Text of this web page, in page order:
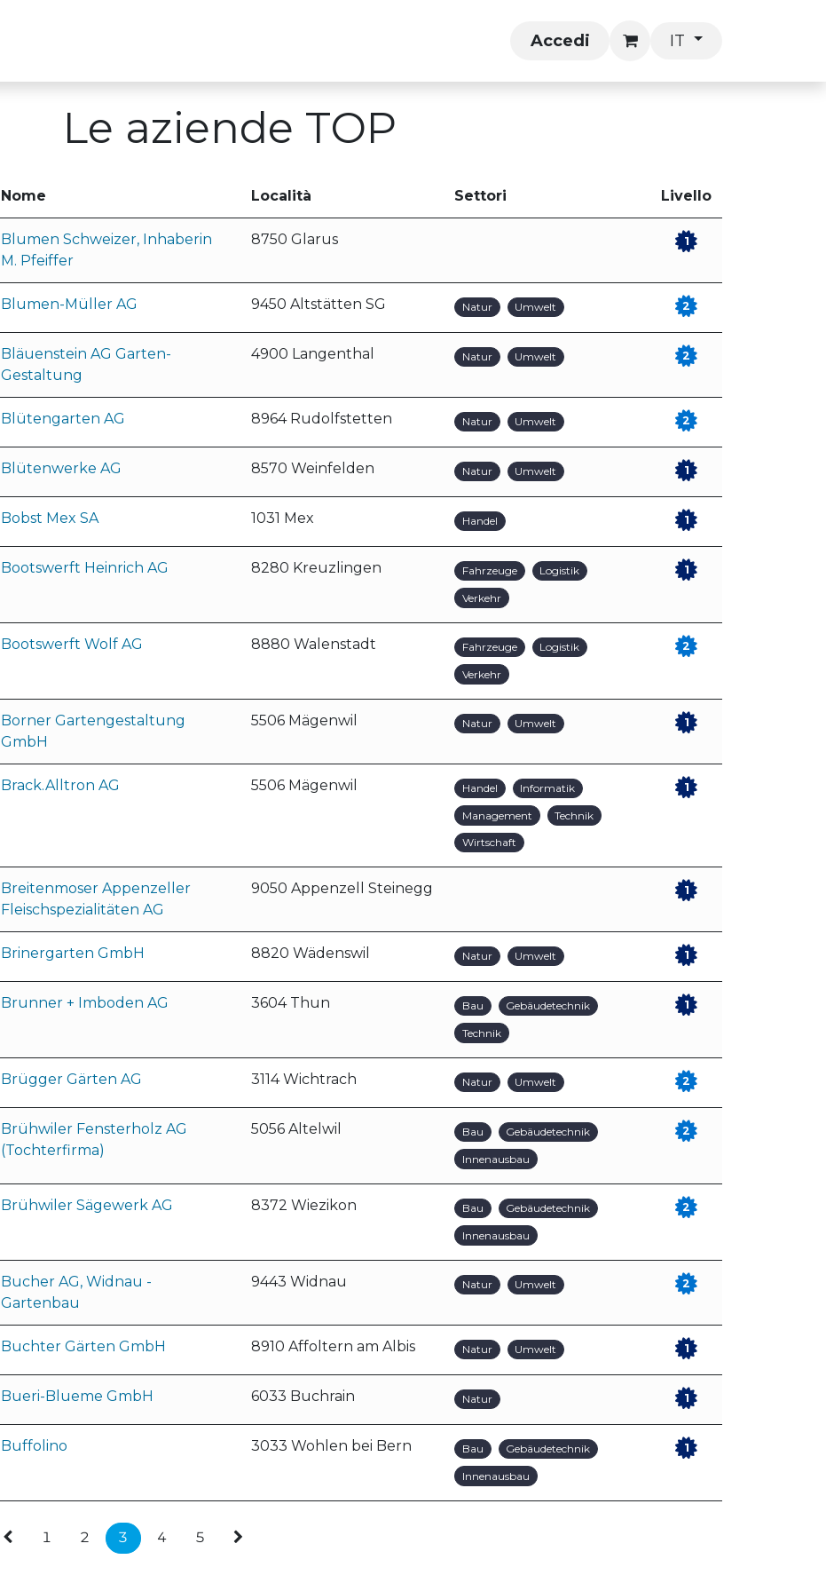
Accedi IT
Le aziende TOP
Nome Località Settori Livello
Blumen Schweizer, Inhaberin
M. Pfeiffer
8750 Glarus 1
Blumen-Müller AG 9450 Altstätten SG Natur Umwelt 2
Bläuenstein AG Garten-
Gestaltung
4900 Langenthal Natur Umwelt 2
Blütengarten AG 8964 Rudolfstetten Natur Umwelt 2
Blütenwerke AG 8570 Weinfelden Natur Umwelt 1
Bobst Mex SA 1031 Mex Handel 1
Bootswerft Heinrich AG 8280 Kreuzlingen Fahrzeuge Logistik
Verkehr
1
Bootswerft Wolf AG 8880 Walenstadt Fahrzeuge Logistik
Verkehr
2
Borner Gartengestaltung
GmbH
5506 Mägenwil Natur Umwelt 1
Brack.Alltron AG 5506 Mägenwil Handel Informatik
Management Technik
Wirtschaft
1
Breitenmoser Appenzeller
Fleischspezialitäten AG
9050 Appenzell Steinegg 1
Brinergarten GmbH 8820 Wädenswil Natur Umwelt 1
Brunner + Imboden AG 3604 Thun Bau Gebäudetechnik
Technik
1
Brügger Gärten AG 3114 Wichtrach Natur Umwelt 2
Brühwiler Fensterholz AG
(Tochterfirma)
5056 Altelwil Bau Gebäudetechnik
Innenausbau
2
Brühwiler Sägewerk AG 8372 Wiezikon Bau Gebäudetechnik
Innenausbau
2
Bucher AG, Widnau -
Gartenbau
9443 Widnau Natur Umwelt 2
Buchter Gärten GmbH 8910 Affoltern am Albis Natur Umwelt 1
Bueri-Blueme GmbH 6033 Buchrain Natur 1
Buffolino 3033 Wohlen bei Bern Bau Gebäudetechnik
Innenausbau
1
1 2 3 4 5